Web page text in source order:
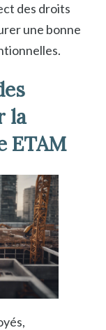
des droits
une bonne
la
ETAM